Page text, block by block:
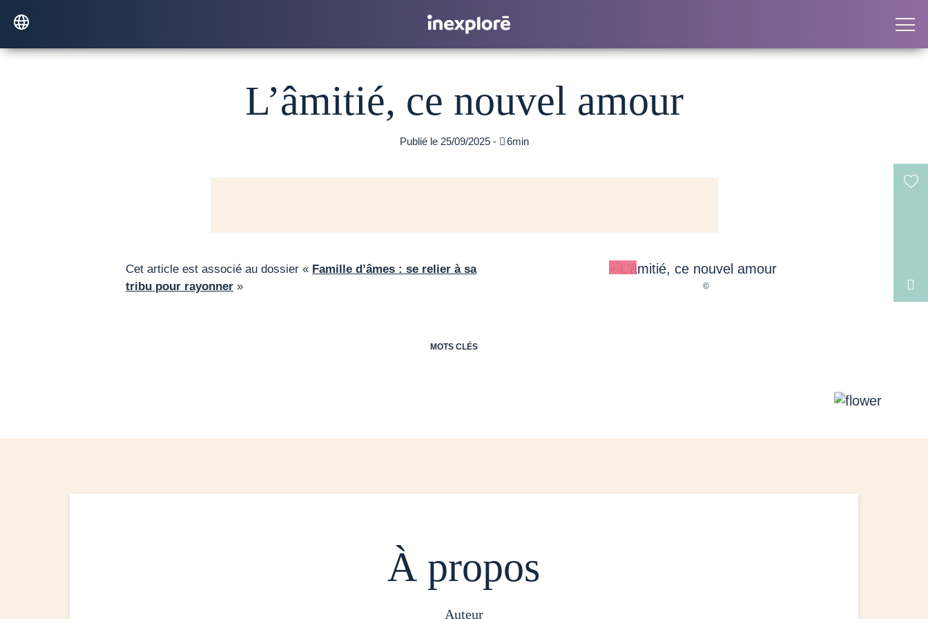
L’âmitié, ce nouvel amour
Publié le 25/09/2025 - 6min

Cet article est associé au dossier « Famille d’âmes : se relier à sa
tribu pour rayonner »
MOTS CLÉS
À propos
auteur